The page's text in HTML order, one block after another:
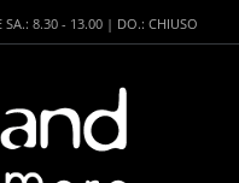
8.30 - 13.00 | DO.: CHIUSO